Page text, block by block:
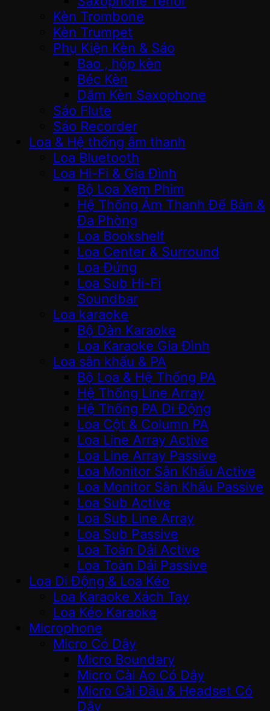
Kèn Trombone
Kèn Trumpet
Phụ Kiện Kèn & Sáo
Bao , hộp kèn
Béc Kèn
Dăm Kèn Saxophone
Sáo Flute
Sáo Recorder
Loa & Hệ thống âm thanh
Loa Bluetooth
Loa Hi-Fi & Gia Đình
Bộ Loa Xem Phim
Hệ Thống Âm Thanh Để Bàn &
Đa Phòng
Loa Bookshelf
Loa Center & Surround
Loa Đứng
Loa Sub Hi-Fi
Soundbar
Loa karaoke
Bộ Dàn Karaoke
Loa Karaoke Gia Đình
Loa sân khấu & PA
Bộ Loa & Hệ Thống PA
Hệ Thống Line Array
Hệ Thống PA Di Động
Loa Cột & Column PA
Loa Line Array Active
Loa Line Array Passive
Loa Monitor Sân Khấu Active
Loa Monitor Sân Khấu Passive
Loa Sub Active
Loa Sub Line Array
Loa Sub Passive
Loa Toàn Dải Active
Loa Toàn Dải Passive
Loa Di Động & Loa Kéo
Loa Karaoke Xách Tay
Loa Kéo Karaoke
Microphone
Micro Có Dây
Micro Boundary
Micro Cài Áo Có Dây
Micro Cài Đầu & Headset Có
Dây